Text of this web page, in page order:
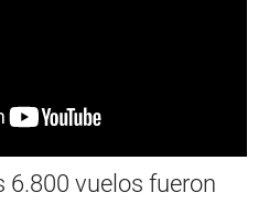
6.800 vuelos fueron